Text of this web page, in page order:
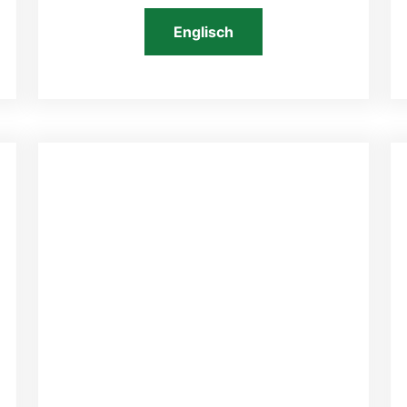
Englisch